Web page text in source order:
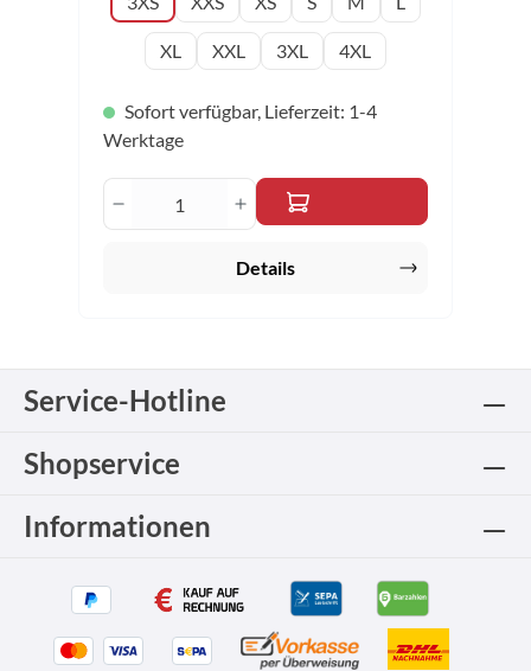
XL XXL 3XL 4XL
Sofort verfügbar, Lieferzeit: 1-4
Werktage
Produkt Anzahl: Gib den
Details
Service-Hotline
Shopservice
Informationen